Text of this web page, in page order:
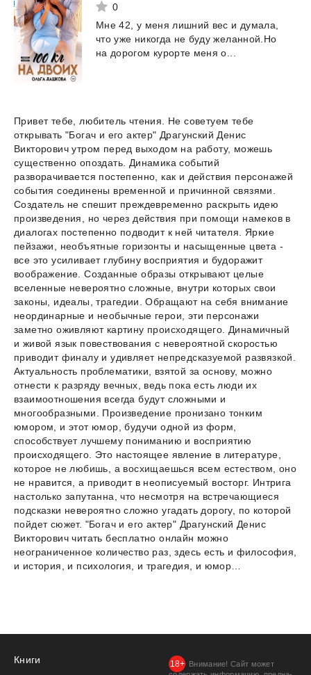
0
Мне 42, у меня лишний вес и думала,
что уже никогда не буду желанной.Но
на дорогом курорте меня о...
Привет тебе, любитель чтения. Не советуем тебе
открывать "Богач и его актер" Драгунский Денис
Викторович утром перед выходом на работу, можешь
существенно опоздать. Динамика событий
разворачивается постепенно, как и действия персонажей
события соединены временной и причинной связями.
Создатель не спешит преждевременно раскрыть идею
произведения, но через действия при помощи намеков в
диалогах постепенно подводит к ней читателя. Яркие
пейзажи, необъятные горизонты и насыщенные цвета -
все это усиливает глубину восприятия и будоражит
воображение. Созданные образы открывают целые
вселенные невероятно сложные, внутри которых свои
законы, идеалы, трагедии. Обращают на себя внимание
неординарные и необычные герои, эти персонажи
заметно оживляют картину происходящего. Динамичный
и живой язык повествования с невероятной скоростью
приводит финалу и удивляет непредсказуемой развязкой.
Актуальность проблематики, взятой за основу, можно
отнести к разряду вечных, ведь пока есть люди их
взаимоотношения всегда будут сложными и
многообразными. Произведение пронизано тонким
юмором, и этот юмор, будучи одной из форм,
способствует лучшему пониманию и восприятию
происходящего. Это настоящее явление в литературе,
которое не любишь, а восхищаешься всем естеством, оно
не нравится, а приводит в неописуемый восторг. Интрига
настолько запутанна, что несмотря на встречающиеся
подсказки невероятно сложно угадать дорогу, по которой
пойдет сюжет. "Богач и его актер" Драгунский Денис
Викторович читать бесплатно онлайн можно
неограниченное количество раз, здесь есть и философия,
и история, и психология, и трагедия, и юмор…
Книги
Внимание! Сайт может